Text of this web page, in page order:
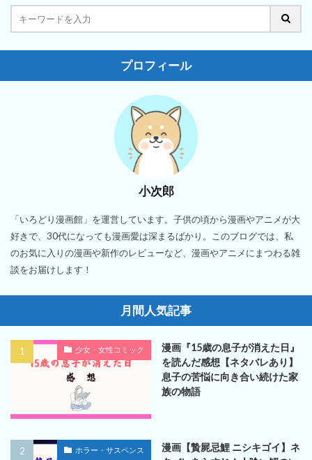
プロフィール
小次郎
「いろどり漫画館」を運営しています。子供の頃から漫画やアニメが大
好きで、30代になっても漫画愛は深まるばかり。このブログでは、私
のお気に入りの漫画や新作のレビューなど、漫画やアニメにまつわる雑
談をお届けします！
月間人気記事
少女・女性コミック
漫画『15歳の息子が消えた日』
を読んだ感想【ネタバレあり】
息子の苦悩に向き合い続けた家
族の物語
ホラー・サスペンス
漫画【贄屍忌鯉 ニシキゴイ】ネ